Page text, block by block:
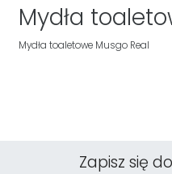
Mydła
Mydła toaletowe Musgo Real
Zapisz się